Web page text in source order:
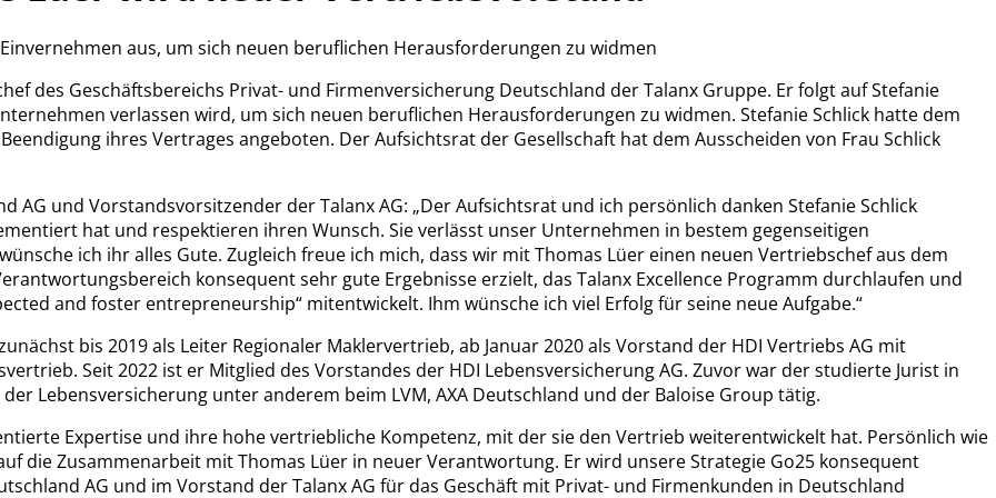
aus, um sich neuen beruflichen Herausforderungen zu widmen
des Geschäftsbereichs Privat- und Firmenversicherung Deutschland der Talanx Gruppe. Er folgt auf Stefanie
verlassen wird, um sich neuen beruflichen Herausforderungen zu widmen. Stefanie Schlick hatte dem
ihres Vertrages angeboten. Der Aufsichtsrat der Gesellschaft hat dem Ausscheiden von Frau Schlick
AG und Vorstandsvorsitzender der Talanx AG: „Der Aufsichtsrat und ich persönlich danken Stefanie Schlick
hat und respektieren ihren Wunsch. Sie verlässt unser Unternehmen in bestem gegenseitigen
ich ihr alles Gute. Zugleich freue ich mich, dass wir mit Thomas Lüer einen neuen Vertriebschef aus dem
konsequent sehr gute Ergebnisse erzielt, das Talanx Excellence Programm durchlaufen und
and foster entrepreneurship“ mitentwickelt. Ihm wünsche ich viel Erfolg für seine neue Aufgabe.“
bis 2019 als Leiter Regionaler Maklervertrieb, ab Januar 2020 als Vorstand der HDI Vertriebs AG mit
Seit 2022 ist er Mitglied des Vorstandes der HDI Lebensversicherung AG. Zuvor war der studierte Jurist in
Lebensversicherung unter anderem beim LVM, AXA Deutschland und der Baloise Group tätig.
Expertise und ihre hohe vertriebliche Kompetenz, mit der sie den Vertrieb weiterentwickelt hat. Persönlich wie
die Zusammenarbeit mit Thomas Lüer in neuer Verantwortung. Er wird unsere Strategie Go25 konsequent
AG und im Vorstand der Talanx AG für das Geschäft mit Privat- und Firmenkunden in Deutschland